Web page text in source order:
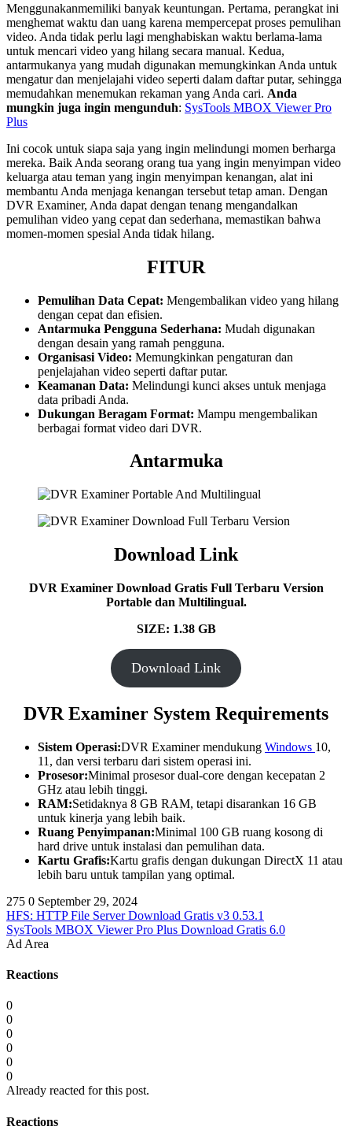
Menggunakanmemiliki banyak keuntungan. Pertama, perangkat ini
menghemat waktu dan uang karena mempercepat proses pemulihan
video. Anda tidak perlu lagi menghabiskan waktu berlama-lama
untuk mencari video yang hilang secara manual. Kedua,
antarmukanya yang mudah digunakan memungkinkan Anda untuk
mengatur dan menjelajahi video seperti dalam daftar putar, sehingga
memudahkan menemukan rekaman yang Anda cari. Anda
mungkin juga ingin mengunduh: SysTools MBOX Viewer Pro
Plus
Ini cocok untuk siapa saja yang ingin melindungi momen berharga
mereka. Baik Anda seorang orang tua yang ingin menyimpan video
keluarga atau teman yang ingin menyimpan kenangan, alat ini
membantu Anda menjaga kenangan tersebut tetap aman. Dengan
DVR Examiner, Anda dapat dengan tenang mengandalkan
pemulihan video yang cepat dan sederhana, memastikan bahwa
momen-momen spesial Anda tidak hilang.
FITUR
Pemulihan Data Cepat: Mengembalikan video yang hilang
dengan cepat dan efisien.
Antarmuka Pengguna Sederhana: Mudah digunakan
dengan desain yang ramah pengguna.
Organisasi Video: Memungkinkan pengaturan dan
penjelajahan video seperti daftar putar.
Keamanan Data: Melindungi kunci akses untuk menjaga
data pribadi Anda.
Dukungan Beragam Format: Mampu mengembalikan
berbagai format video dari DVR.
Antarmuka
Download Link
DVR Examiner Download Gratis Full Terbaru Version
Portable dan Multilingual.
SIZE: 1.38 GB
Download Link
DVR Examiner System Requirements
Sistem Operasi:DVR Examiner mendukung Windows 10,
11, dan versi terbaru dari sistem operasi ini.
Prosesor:Minimal prosesor dual-core dengan kecepatan 2
GHz atau lebih tinggi.
RAM:Setidaknya 8 GB RAM, tetapi disarankan 16 GB
untuk kinerja yang lebih baik.
Ruang Penyimpanan:Minimal 100 GB ruang kosong di
hard drive untuk instalasi dan pemulihan data.
Kartu Grafis:Kartu grafis dengan dukungan DirectX 11 atau
lebih baru untuk tampilan yang optimal.
275 0 September 29, 2024
HFS: HTTP File Server Download Gratis v3 0.53.1
SysTools MBOX Viewer Pro Plus Download Gratis 6.0
Ad Area
Reactions
0
0
0
0
0
0
Already reacted for this post.
Reactions